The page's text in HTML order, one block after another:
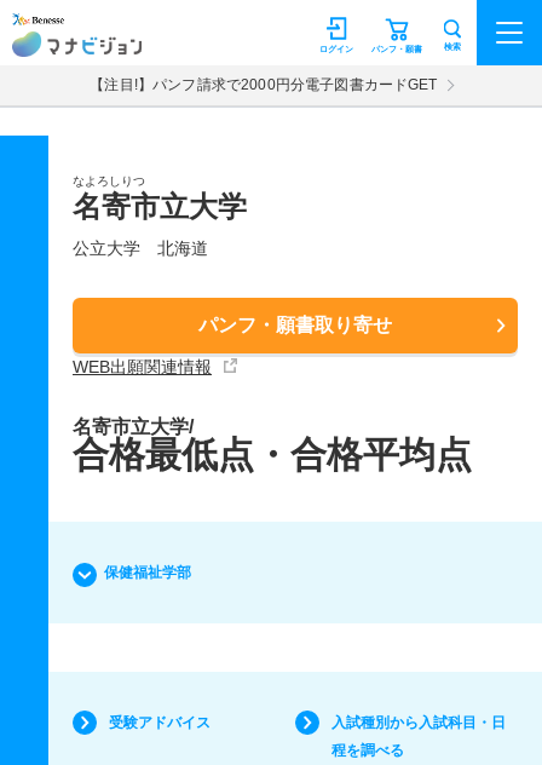
マナビジョン パンフ・願書
ログイン 検索
【注目!】パンフ請求で2000円分電子図書カードGET
なよろしりつ
名寄市立大学
公立大学 北海道
パンフ・願書取り寄せ
WEB出願関連情報
名寄市立大学/
合格最低点・合格平均点
保健福祉学部
受験アドバイス
入試種別から入試科目・日
程を調べる